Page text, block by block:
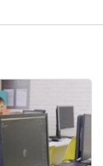
смета?
власти
с